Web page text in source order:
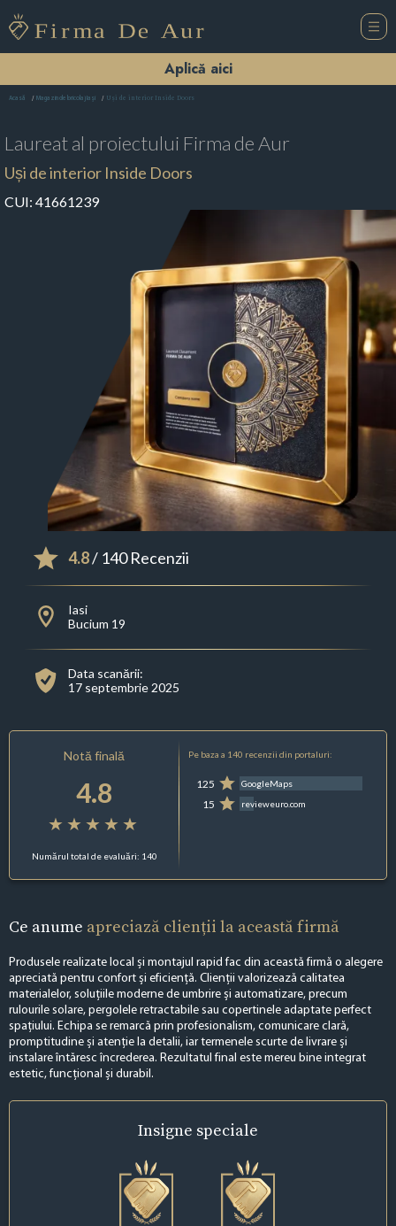
Aplică aici
Acasă Magazin de bricolaj Iaşi Uși de interior Inside Doors
Laureat al proiectului Firma de Aur
Uși de interior Inside Doors
CUI: 41661239
4.8/ 140 Recenzii
Iasi
Bucium 19
Data scanării:
17 septembrie 2025
Notă finală
4.8
Numărul total de evaluări: 140
Pe baza a 140 recenzii din portaluri:
125 GoogleMaps
15 revieweuro.com
Ce anume apreciază clienții la această firmă
Produsele realizate local și montajul rapid fac din această firmă o alegere
apreciată pentru confort și eficiență. Clienții valorizează calitatea
materialelor, soluțiile moderne de umbrire și automatizare, precum
rulourile solare, pergolele retractabile sau copertinele adaptate perfect
spațiului. Echipa se remarcă prin profesionalism, comunicare clară,
promptitudine și atenție la detalii, iar termenele scurte de livrare și
instalare întăresc încrederea. Rezultatul final este mereu bine integrat
estetic, funcțional și durabil.
Insigne speciale